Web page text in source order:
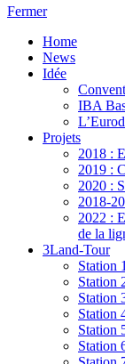
Fermer
Home
News
Idée
IBA
Projets
2018 :
2019 :
2020 :
2018-
2022 :
de la
3Land-Tour
Station 1
Station
Station
Station
Station
Station